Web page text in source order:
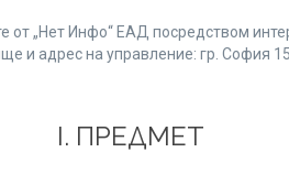
„Нет Инфо“ ЕАД посредством
адрес на управление: гр. София
І. ПРЕДМЕТ